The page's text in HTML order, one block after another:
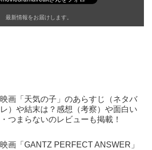
最新情報をお届けします。
映画「天気の子」のあらすじ（ネタバ
レ）や結末は？感想（考察）や面白い
・つまらないのレビューも掲載！
映画「GANTZ PERFECT ANSWER」